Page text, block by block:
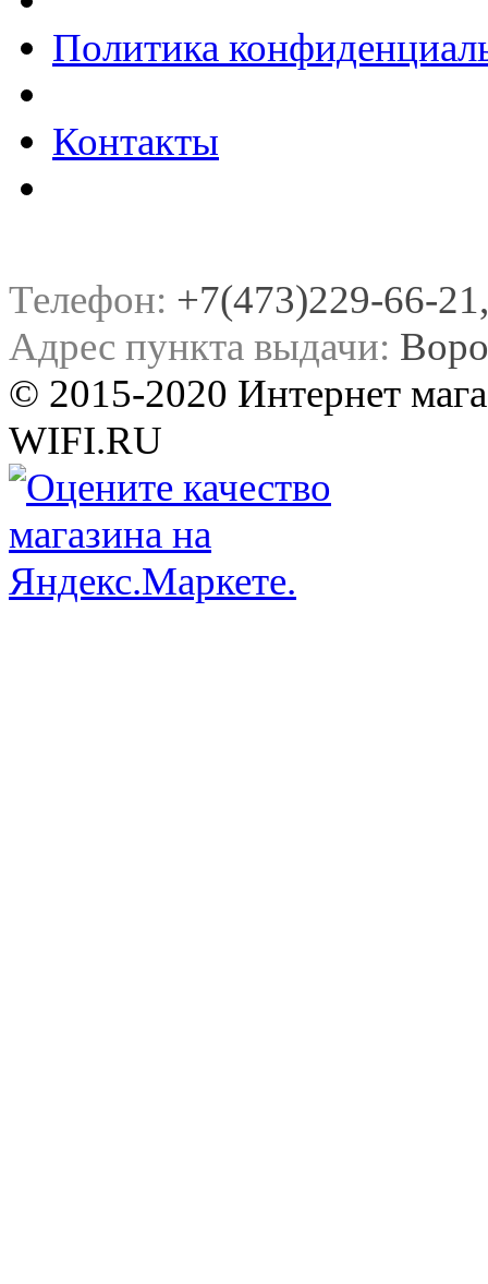
Политика
Контакты
Телефон: +7(473)229-66-
Адрес пункта выдачи:
© 2015-2020 Интернет
WIFI.RU